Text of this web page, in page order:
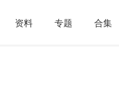
资料 专题 合集